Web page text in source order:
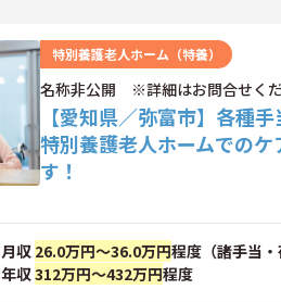
特別養護老人ホーム（特養）
名称非公開 ※詳細はお問合せく
【愛知県／弥富市】各種
特別養護老人ホームでの
す！
月収 26.0万円～36.0万円程度（諸手当・
年収312万円～432万円程度